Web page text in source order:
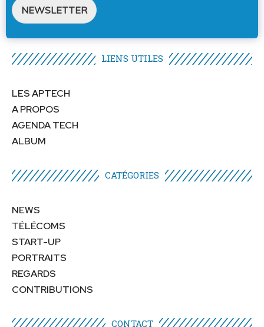
NEWSLETTER
LIENS UTILES​
LES APTECH
A PROPOS
AGENDA TECH
ALBUM
CATÉGORIES​
NEWS
TÉLÉCOMS
START-UP
PORTRAITS
REGARDS
CONTRIBUTIONS
CONTACT